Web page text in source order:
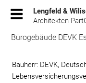
Inhalt
springen
Lengfeld &
Architekten
Bürogebäude DEVK
Bauherr: DEVK,